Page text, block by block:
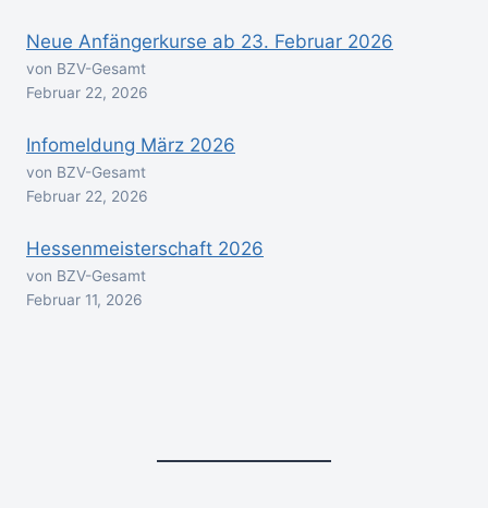
Neue Anfängerkurse ab 23. Februar 2026
von BZV-Gesamt
Februar 22, 2026
Infomeldung März 2026
von BZV-Gesamt
Februar 22, 2026
Hessenmeisterschaft 2026
von BZV-Gesamt
Februar 11, 2026